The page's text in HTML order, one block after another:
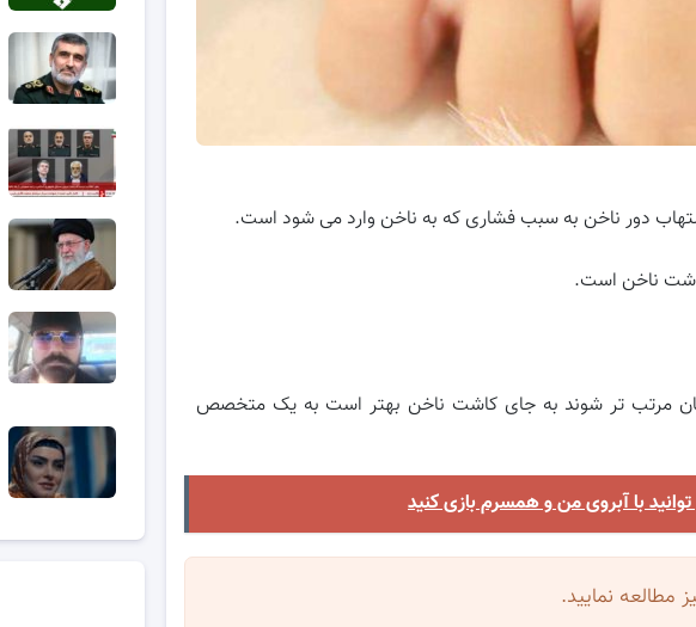
دور ناخن به سبب فشاری که به ناخن وارد می شود است.
ناخن است.
مرتب تر شوند به جای کاشت ناخن بهتر است به یک متخصص
مطالعه نمایید.